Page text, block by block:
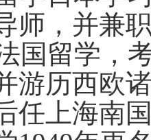
师，并兼
国留学，
游历西欧
任上海南